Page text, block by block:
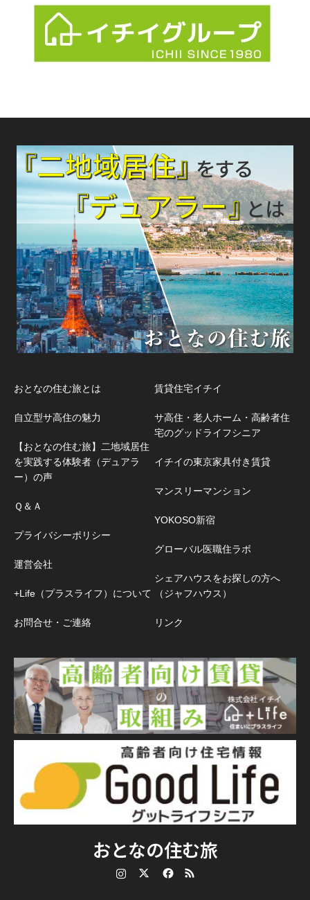
おとなの住む旅とは
自立型サ高住の魅力
【おとなの住む旅】二地域居住
を実践する体験者（デュアラ
ー）の声
Ｑ＆Ａ
プライバシーポリシー
運営会社
+Life（プラスライフ）について
お問合せ・ご連絡
賃貸住宅イチイ
サ高住・老人ホーム・高齢者住
宅のグッドライフシニア
イチイの東京家具付き賃貸
マンスリーマンション
YOKOSO新宿
グローバル医職住ラボ
シェアハウスをお探しの方へ
（ジャフハウス）
リンク
おとなの住む旅
RSS